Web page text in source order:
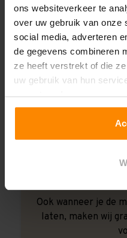
ons websiteverkeer te
over uw gebruik van onze
social media, adverteren
de gegevens combineren
ze heeft verstrekt of die
uw gebruik van hun
accepteren!
Ook wanneer je de
laten, maken wij